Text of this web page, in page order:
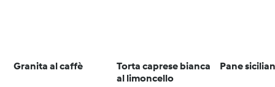
Granita al caffè
Torta caprese bianca
al limoncello
Pane